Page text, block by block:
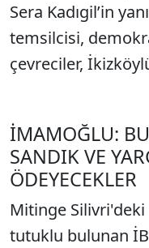
Sera Kadıgil’in
temsilcisi,
çevreciler,
İMAMOĞLU:
SANDIK VE
ÖDEYECEKLER
Mitinge
tutuklu bulunan